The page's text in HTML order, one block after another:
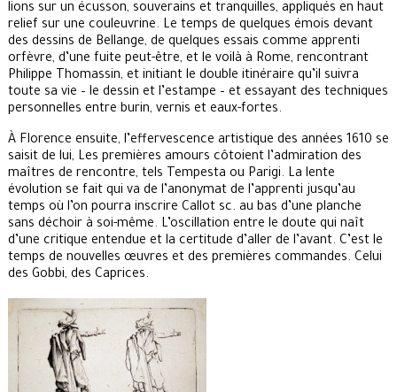
lions sur un écusson, souverains et tranquilles, appliqués en haut
relief sur une couleuvrine. Le temps de quelques émois devant
des dessins de Bellange, de quelques essais comme apprenti
orfèvre, d’une fuite peut-être, et le voilà à Rome, rencontrant
Philippe Thomassin, et initiant le double itinéraire qu’il suivra
toute sa vie – le dessin et l’estampe – et essayant des techniques
personnelles entre burin, vernis et eaux-fortes.
À Florence ensuite, l’effervescence artistique des années 1610 se
saisit de lui, Les premières amours côtoient l’admiration des
maîtres de rencontre, tels Tempesta ou Parigi. La lente
évolution se fait qui va de l’anonymat de l’apprenti jusqu’au
temps où l’on pourra inscrire Callot sc. au bas d’une planche
sans déchoir à soi-même. L’oscillation entre le doute qui naît
d’une critique entendue et la certitude d’aller de l’avant. C’est le
temps de nouvelles œuvres et des premières commandes. Celui
des Gobbi, des Caprices.